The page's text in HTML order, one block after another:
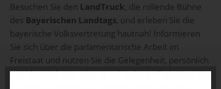
Besuchen Sie den LandTruck, die rollende Bühne
des Bayerischen Landtags, und erleben Sie die
bayerische Volksvertretung hautnah! Informieren
Sie sich über die parlamentarische Arbeit im
Freistaat und nutzen Sie die Gelegenheit, persönlich
mit Abgeordneten der verschiedenen Fraktionen ins